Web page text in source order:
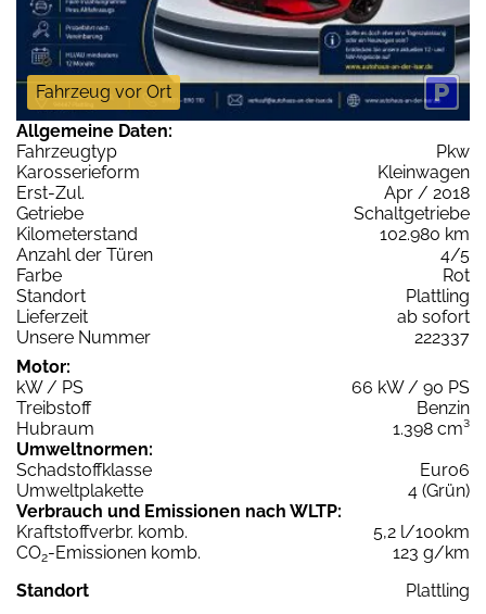
Fahrzeug vor Ort
Allgemeine Daten:
Fahrzeugtyp
Pkw
Karosserieform
Kleinwagen
Erst-Zul.
Apr / 2018
Getriebe
Schaltgetriebe
Kilometerstand
102.980 km
Anzahl der Türen
4/5
Farbe
Rot
Standort
Plattling
Lieferzeit
ab sofort
Unsere Nummer
222337
Motor:
kW / PS
66 kW / 90 PS
Treibstoff
Benzin
Hubraum
1.398 cm³
Umweltnormen:
Schadstoffklasse
Euro6
Umweltplakette
4 (Grün)
Verbrauch und Emissionen nach WLTP:
Kraftstoffverbr. komb.
5,2 l/100km
CO2-Emissionen komb.
123 g/km
Standort
Plattling